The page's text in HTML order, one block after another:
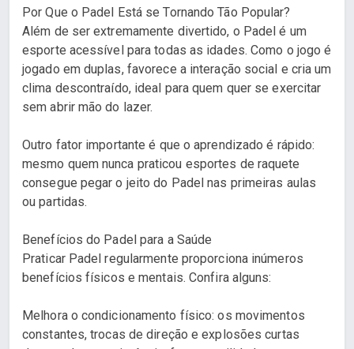
Por Que o Padel Está se Tornando Tão Popular?
Além de ser extremamente divertido, o Padel é um
esporte acessível para todas as idades. Como o jogo é
jogado em duplas, favorece a interação social e cria um
clima descontraído, ideal para quem quer se exercitar
sem abrir mão do lazer.
Outro fator importante é que o aprendizado é rápido:
mesmo quem nunca praticou esportes de raquete
consegue pegar o jeito do Padel nas primeiras aulas
ou partidas.
Benefícios do Padel para a Saúde
Praticar Padel regularmente proporciona inúmeros
benefícios físicos e mentais. Confira alguns:
Melhora o condicionamento físico: os movimentos
constantes, trocas de direção e explosões curtas